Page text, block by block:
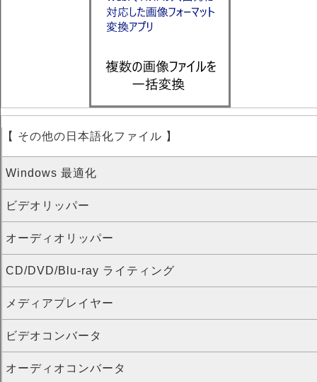
【 その他の日本語化ファイル 】
Windows 最適化
ビデオリッパー
オーディオリッパー
CD/DVD/Blu-ray ライティング
メディアプレイヤー
ビデオコンバータ
オーディオコンバータ